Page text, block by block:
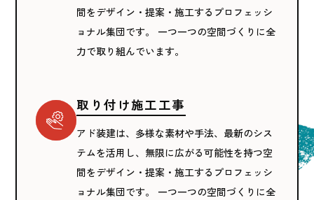
間をデザイン・提案・施工するプロフェッシ
ョナル集団です。 一つ一つの空間づくりに全
力で取り組んでいます。
取り付け施工工事
アド装建は、多様な素材や手法、最新のシス
テムを活用し、無限に広がる可能性を持つ空
間をデザイン・提案・施工するプロフェッシ
ョナル集団です。 一つ一つの空間づくりに全